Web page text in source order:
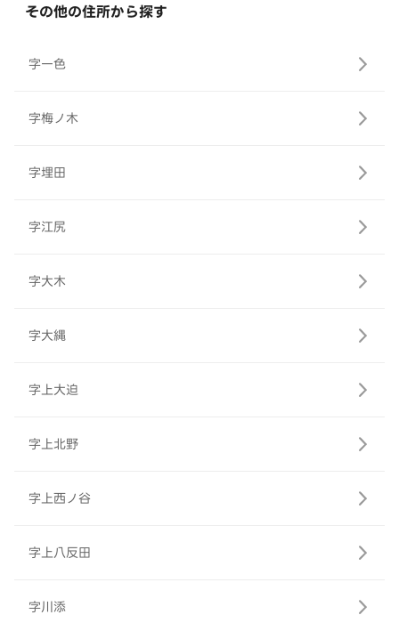
その他の住所から探す
字一色
字梅ノ木
字埋田
字江尻
字大木
字大縄
字上大迫
字上北野
字上西ノ谷
字上八反田
字川添